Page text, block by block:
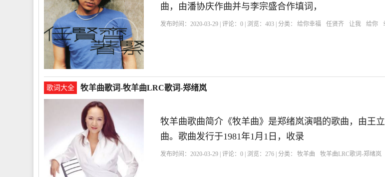
曲，由潘协庆作曲并与李宗盛合作填词，
发布时间：2020-03-29 | 评论：0 | 浏览：403 | 分类： 给你幸福 任贤齐 让我 给你
歌词大全 牧羊曲歌词-牧羊曲LRC歌词-郑绪岚
牧羊曲歌曲简介《牧羊曲》是郑绪岚演唱的歌曲，由王
曲。歌曲发行于1981年1月1日，收录
发布时间：2020-03-29 | 评论：0 | 浏览：276 | 分类： 牧羊曲 牧羊曲LRC歌词-郑绪岚